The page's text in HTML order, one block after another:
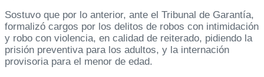
Sostuvo que por lo anterior, ante el Tribunal de Garantía,
formalizó cargos por los delitos de robos con intimidación
y robo con violencia, en calidad de reiterado, pidiendo la
prisión preventiva para los adultos, y la internación
provisoria para el menor de edad.